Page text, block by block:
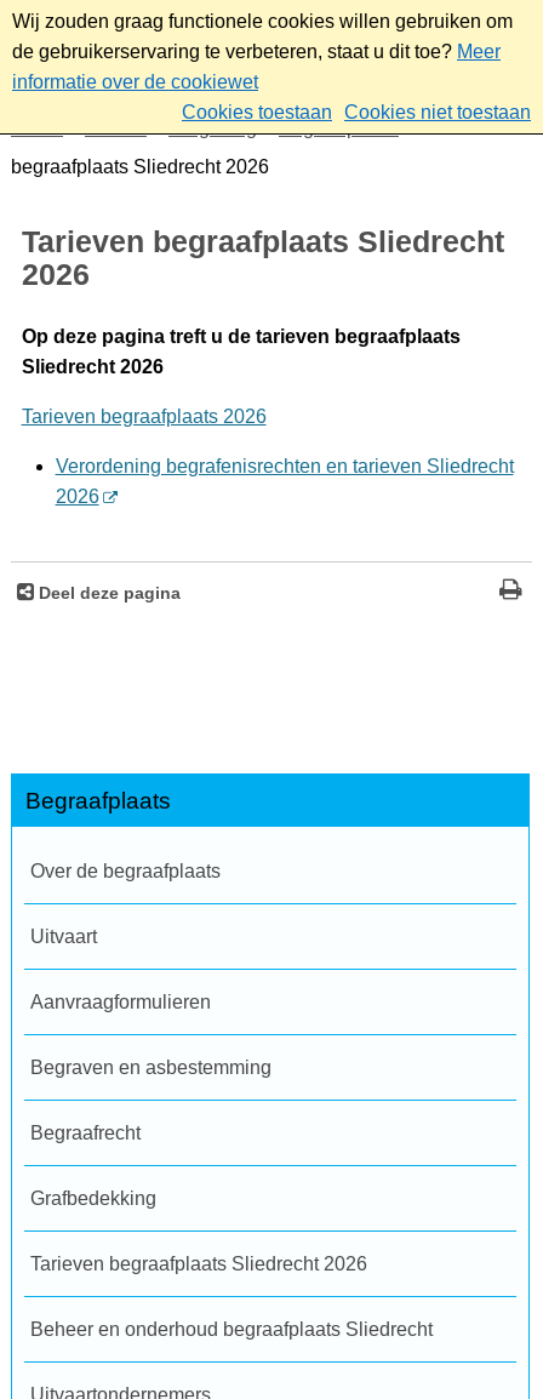
Wij zouden graag functionele cookies willen gebruiken om
de gebruikerservaring te verbeteren, staat u dit toe? Meer
informatie over de cookiewet
Cookies toestaan
Cookies niet toestaan
Omgeving Begraafplaats
Tarieven
begraafplaats Sliedrecht 2026
Tarieven begraafplaats Sliedrecht
2026
Op deze pagina treft u de tarieven begraafplaats
Sliedrecht 2026
Tarieven begraafplaats 2026
Verordening begrafenisrechten en tarieven Sliedrecht
2026
Deel deze pagina
Begraafplaats
Over de begraafplaats
Uitvaart
Aanvraagformulieren
Begraven en asbestemming
Begraafrecht
Grafbedekking
Tarieven begraafplaats Sliedrecht 2026
Beheer en onderhoud begraafplaats Sliedrecht